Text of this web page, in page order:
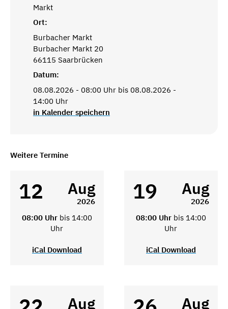
Markt
Ort:
Burbacher Markt
Burbacher Markt 20
66115 Saarbrücken
Datum:
08.08.2026 - 08:00 Uhr bis 08.08.2026 -
14:00 Uhr
in Kalender speichern
Weitere Termine
12 Aug
2026
08:00 Uhr bis 14:00
Uhr
iCal Download
19 Aug
2026
08:00 Uhr bis 14:00
Uhr
iCal Download
Aug Aug